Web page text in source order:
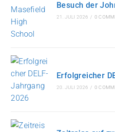
Besuch der
21. JULI 2026 / 0
Erfolgreicher
20. JULI 2026 / 0